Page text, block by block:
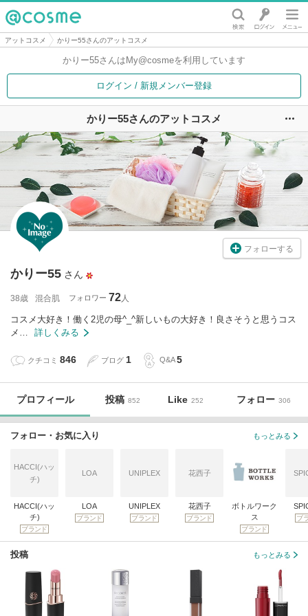
@cosme
アットコスメ かりー55さんのアットコスメ
かりー55さんは My@cosmeを利用しています
ログイン / 新規メンバー登録
かりー55さんのアットコスメ
フォローする
かりー55 さん
38歳 混合肌 フォロワー 72
コスメ大好き！働く2児の母^_^新しいもの大好き！良さそうと思うコス
メ…
詳しくみる
クチコミ 846 ブログ 1 Q&A 5
プロフィール 投稿 852 Like 252 フォロー 306
フォロー・お気に入り もっとみる
HACCI(ハッ
チ)
HACCI(ハッ
チ)
ブランド
LOA
LOA
ブランド
UNIPLEX
UNIPLEX
ブランド
花西子
花西子
ブランド
ボトルワーク
ス
ブランド
ブ
投稿 もっとみる